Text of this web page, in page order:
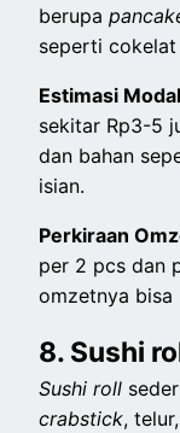
berupa
seperti cokelat
Estimasi
sekitar Rp3-5
dan bahan
isian.
Perkiraan
per 2 pcs dan
omzetnya bisa
8. Sushi
Sushi roll
crabstick,